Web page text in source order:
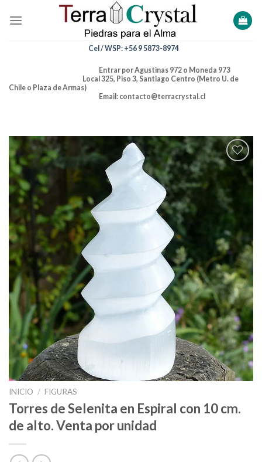
Cel / WSP: +56 9 5873-8974
Entrar por Agustinas 972 o Moneda 973
Local 325, Piso 3, Santiago Centro (Metro U. de
Chile o Plaza de Armas)
Email: contacto@terracrystal.cl
Añadir
lista de
deseos
INICIO / FIGURAS
Torres de Selenita en Espiral con 10 cm.
de alto. Venta por unidad